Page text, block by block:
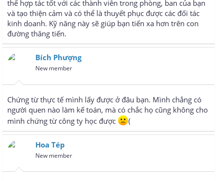
thể hợp tác tốt với các thành viên trong phòng, ban của bạn
và tạo thiện cảm và có thể là thuyết phục được các đối tác
kinh doanh. Kỹ năng này sẽ giúp bạn tiến xa hơn trên con
đường thăng tiến.
Bích Phượng
New member
Chứng từ thực tế mình lấy được ở đâu bạn. Mình chẳng có
người quen nào làm kế toán, mà có chắc họ cũng không cho
mình chứng từ công ty học được
(
Hoa Tép
New member